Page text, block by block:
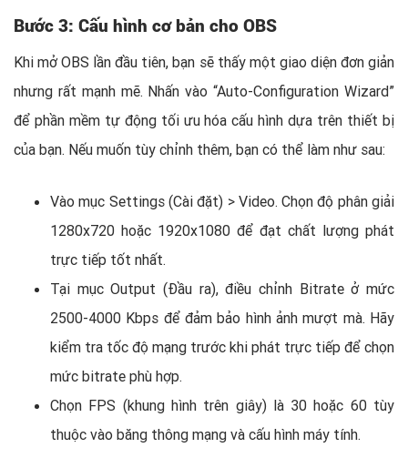
Bước 3: Cấu hình cơ bản cho OBS
Khi mở OBS lần đầu tiên, bạn sẽ thấy một giao diện đơn giản
nhưng rất mạnh mẽ. Nhấn vào “Auto-Configuration Wizard”
để phần mềm tự động tối ưu hóa cấu hình dựa trên thiết bị
của bạn. Nếu muốn tùy chỉnh thêm, bạn có thể làm như sau:
Vào mục Settings (Cài đặt) > Video. Chọn độ phân giải
1280x720 hoặc 1920x1080 để đạt chất lượng phát
trực tiếp tốt nhất.
Tại mục Output (Đầu ra), điều chỉnh Bitrate ở mức
2500-4000 Kbps để đảm bảo hình ảnh mượt mà. Hãy
kiểm tra tốc độ mạng trước khi phát trực tiếp để chọn
mức bitrate phù hợp.
Chọn FPS (khung hình trên giây) là 30 hoặc 60 tùy
thuộc vào băng thông mạng và cấu hình máy tính.